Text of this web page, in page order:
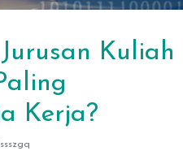
Kuliah
Kerja?